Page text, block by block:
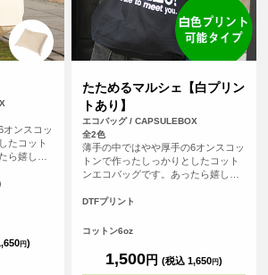
ンスコッ
たコット
ら嬉しい
トにする
エコバッ
オリジナ
できま
円)
たためるマルシェ【白プリン
トあり】
エコバッグ / CAPSULEBOX
全2色
薄手の中ではやや厚手の6オンスコッ
トンで作ったしっかりとしたコット
ンエコバッグです。あったら嬉しい
ケットに入れればコンパクトにする
り、とてもしっかりとしたエコバッ
からフルカラープリントでオリジナ
ルエコバッグを作ることができま
DTFプリント
コットン6oz
1,500円 (税込 1,650円)